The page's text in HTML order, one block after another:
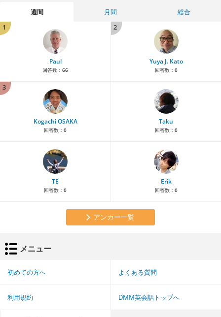
週間 月間
総合
1
Paul
回答数： 66
2
Yuya J. Kato
回答数： 0
3
Kogachi OSAKA
回答数： 0
Taku
回答数： 0
TE
回答数： 0
Erik
回答数： 0
アンカー一覧
メニュー
初めての方へ よくある質問
利用規約 DMM英会話トップへ